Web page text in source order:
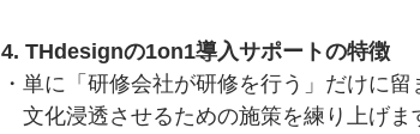
4. THdesignの1on1導入サポートの特徴
・単に「研修会社が研修を行う」だけに
文化浸透させるための施策を練り上げま